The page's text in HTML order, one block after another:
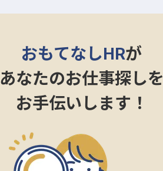
おもてなしHRが
あなたのお仕事探しを
お手伝いします！